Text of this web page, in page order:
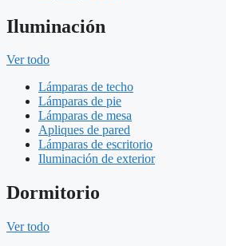
Iluminación
Ver todo
Lámparas de techo
Lámparas de pie
Lámparas de mesa
Apliques de pared
Lámparas de escritorio
Iluminación de exterior
Dormitorio
Ver todo